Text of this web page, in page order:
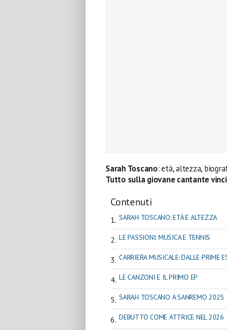
Sarah Toscano: età, altezza,
Tutto sulla giovane cantante
Contenuti
SARAH TOSCANO: ETÀ E ALTEZZA
LE PASSIONI: MUSICA E TENNIS
CARRIERA MUSICALE: DALLE PRIME
LE CANZONI E IL PRIMO EP
SARAH TOSCANO A SANREMO 2025
DEBUTTO COME ATTRICE NEL 2026